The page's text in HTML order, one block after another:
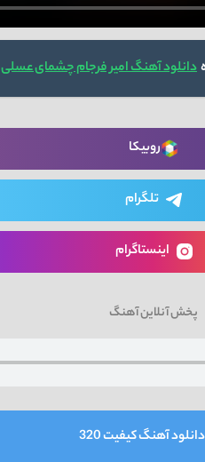
دانلود آهنگ امیر فرجام چشمای عسلی
روبیکا
تلگرام
اینستاگرام
پخش آنلاین آهنگ
دانلود آهنگ کیفیت 320